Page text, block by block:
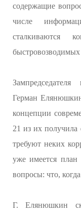
содержащие
числе
сталкиваются
быстровозводимых
Герман
концепции
21 из их получила
требуют неких
уже имеется план
вопросы: что,
Г. Елянюшкин